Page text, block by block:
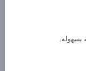
بسهولة.